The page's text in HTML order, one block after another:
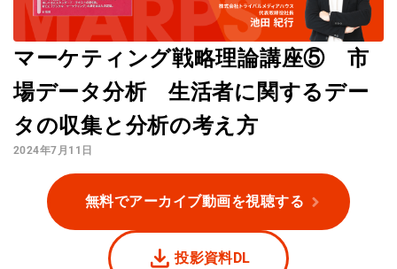
マーケティング戦略理論講座⑤ 市
場データ分析 生活者に関するデー
タの収集と分析の考え方
2024年7月11日
無料でアーカイブ動画を視聴する
投影資料DL